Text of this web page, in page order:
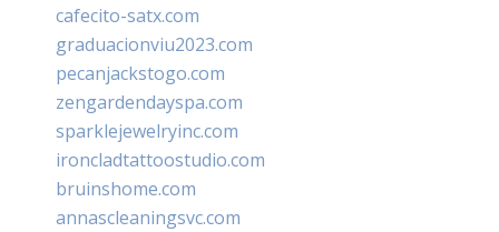
cafecito-satx.com
graduacionviu2023.com
pecanjackstogo.com
zengardendayspa.com
sparklejewelryinc.com
ironcladtattoostudio.com
bruinshome.com
annascleaningsvc.com